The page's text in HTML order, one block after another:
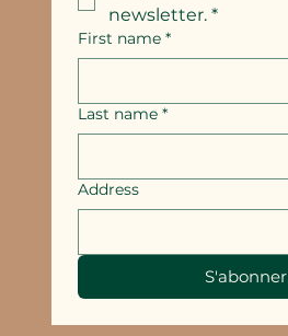
newsletter. *
First name *
Last name *
Address
S'abonner